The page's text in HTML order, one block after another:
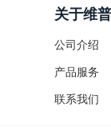
关于维普
公司介绍
产品服务
联系我们